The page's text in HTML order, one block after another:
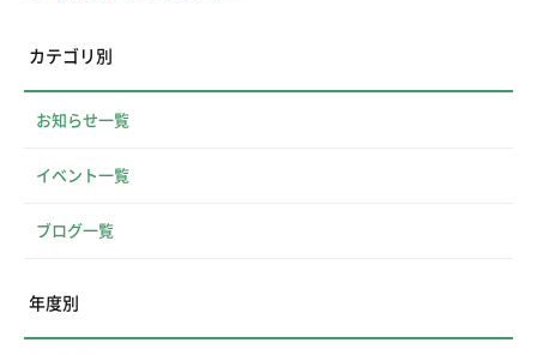
カテゴリ別
お知らせ一覧
イベント一覧
ブログ一覧
年度別